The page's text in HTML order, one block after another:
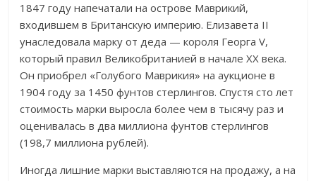
1847 году напечатали на острове Маврикий,
входившем в Британскую империю. Елизавета II
унаследовала марку от деда — короля Георга V,
который правил Великобританией в начале XX века.
Он приобрел «Голубого Маврикия» на аукционе в
1904 году за 1450 фунтов стерлингов. Спустя сто лет
стоимость марки выросла более чем в тысячу раз и
оценивалась в два миллиона фунтов стерлингов
(198,7 миллиона рублей).
Иногда лишние марки выставляются на продажу, а на